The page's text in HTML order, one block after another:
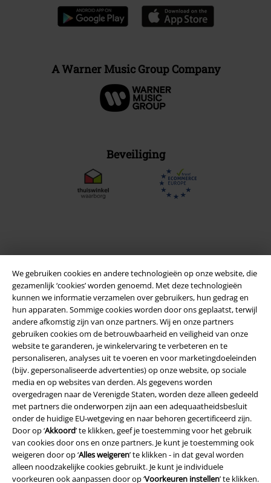
We gebruiken cookies en andere technologieën op onze website, die
gezamenlijk ‘cookies’ worden genoemd. Met deze technologieën
kunnen we informatie verzamelen over gebruikers, hun gedrag en
hun apparaten. Sommige cookies worden door ons geplaatst, terwijl
andere afkomstig zijn van onze partners. Wij en onze partners
gebruiken cookies om de betrouwbaarheid en veiligheid van onze
website te garanderen, je winkelervaring te verbeteren en te
personaliseren, analyses uit te voeren en voor marketingdoeleinden
(bijv. gepersonaliseerde advertenties) op onze website, op sociale
media en op websites van derden. Als gegevens worden
overgedragen naar de Verenigde Staten, worden deze alleen gedeeld
met partners die onderworpen zijn aan een adequaatheidsbesluit
onder de huidige EU-wetgeving en naar behoren gecertificeerd zijn.
Door op ‘Akkoord’ te klikken, geef je toestemming voor het gebruik
van cookies door ons en onze partners. Je kunt je toestemming ook
weigeren door op ‘Alles weigeren’ te klikken - in dat geval worden
alleen noodzakelijke cookies gebruikt. Je kunt je individuele
voorkeuren ook aanpassen door op ‘Voorkeuren instellen’ te klikken.
A Warner Music Group Company
Beveiliging
Legal
Algemene Voorwaarden
Bedrijfsgegevens
Privacyverklaring
Verklaring van conformiteit
Informatie over toegankelijkheid